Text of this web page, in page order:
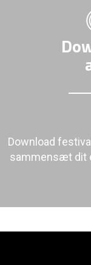
Download
sammensæt dit